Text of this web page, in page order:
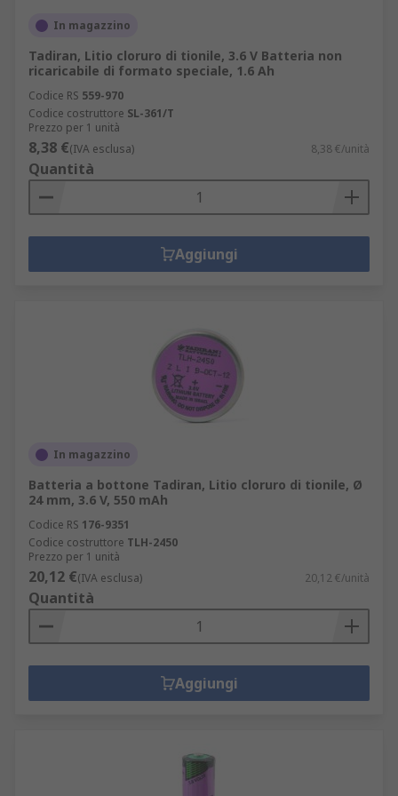
In magazzino
Tadiran, Litio cloruro di tionile, 3.6 V Batteria non
ricaricabile di formato speciale, 1.6 Ah
Codice RS 559-970
Codice costruttore SL-361/T
Prezzo per 1 unità
8,38 €(IVA esclusa) 8,38 €/unità
Quantità
Aggiungi
In magazzino
Batteria a bottone Tadiran, Litio cloruro di tionile, Ø
24 mm, 3.6 V, 550 mAh
Codice RS 176-9351
Codice costruttore TLH-2450
Prezzo per 1 unità
20,12 €(IVA esclusa) 20,12 €/unità
Quantità
Aggiungi